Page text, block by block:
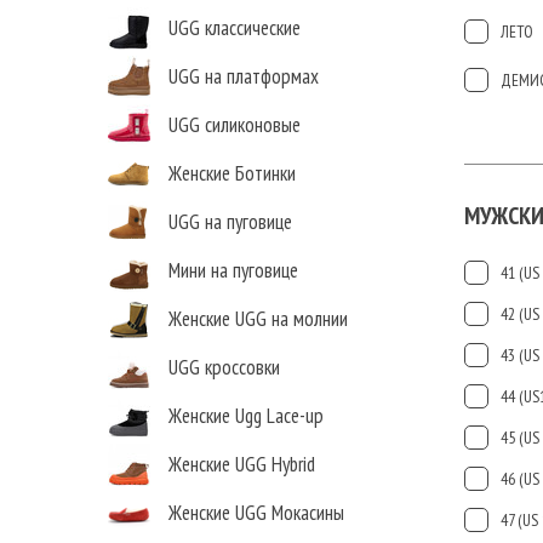
UGG классические
UGG на платформах
UGG силиконовые
Женские Ботинки
UGG на пуговице
Мини на пуговице
Женские UGG на молнии
UGG кроссовки
Женские Ugg Lace-up
Женские UGG Hybrid
Женские UGG Мокасины
ЛЕТО
41 (US
42 (US
43 (US
44
45 (US
46 (US
47 (US